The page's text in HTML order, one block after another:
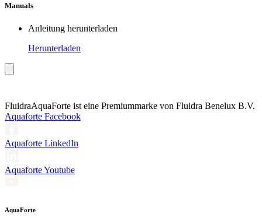
Manuals
Anleitung herunterladen
Herunterladen
FluidraAquaForte ist eine Premiummarke von Fluidra Benelux B.V.
Aquaforte Facebook
Aquaforte LinkedIn
Aquaforte Youtube
AquaForte